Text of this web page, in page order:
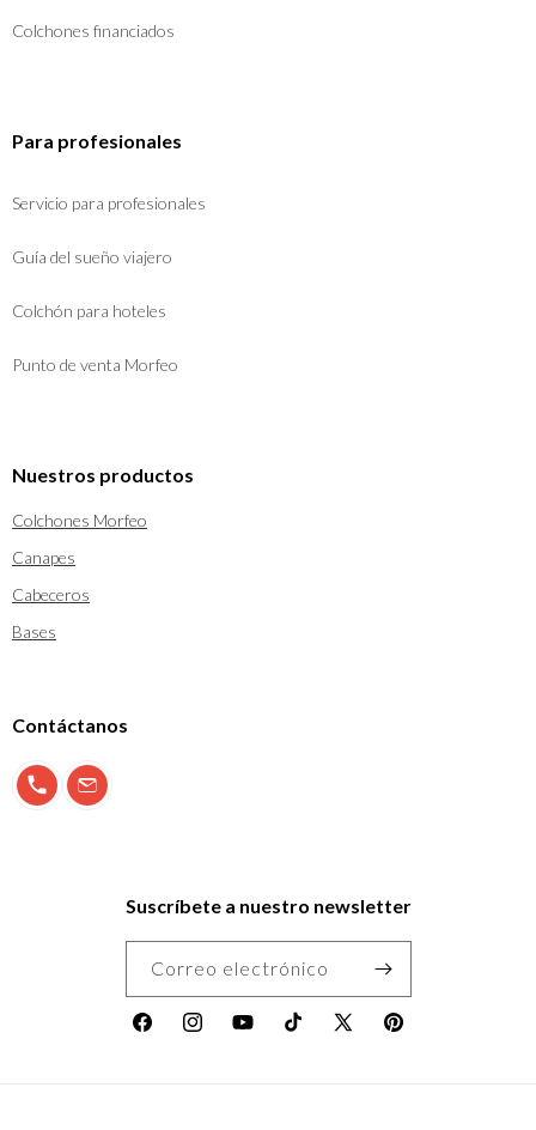
Colchones financiados
Para profesionales
Servicio para profesionales
Guía del sueño viajero
Colchón para hoteles
Punto de venta Morfeo
Nuestros productos
Colchones Morfeo
Canapes
Cabeceros
Bases
Contáctanos
900 897 123info@morfeo.com
Suscríbete a nuestro newsletter
Correo electrónico
FacebookInstagramYouTubeTikTok
X
Pinterest